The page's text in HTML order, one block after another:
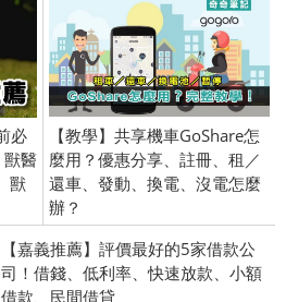
必
醫
獸
【教學】共享機車GoShare怎
麼用？優惠分享、註冊、租／
還車、發動、換電、沒電怎麼
辦？
【嘉義推薦】評價最好的5家借款公
司！借錢、低利率、快速放款、小額
借款、民間借貸